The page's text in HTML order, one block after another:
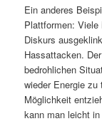
en
n
Ein anderes
Plattformen:
Diskurs
Hassattacken.
bedrohlichen
wieder Energie
Möglichkeit
kann man leicht